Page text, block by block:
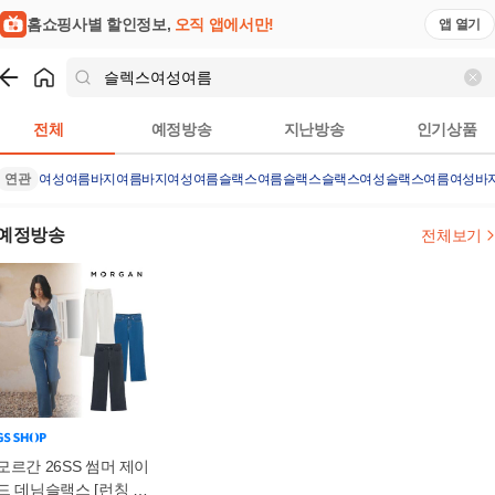
홈쇼핑사별 할인정보, 오직 앱에서만! 앱 열기
전체 예정방송 지난방송 인기상품
연관 여성여름바지 여름바지 여성여름슬랙스여름슬랙스슬랙스여성슬랙스여름여성바
정방송 전체보기
르간 26SS 썸머 제이
데님슬랙스 [런칭 가